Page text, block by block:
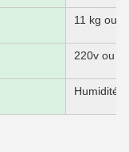
11 kg ou
220v ou
Humidité